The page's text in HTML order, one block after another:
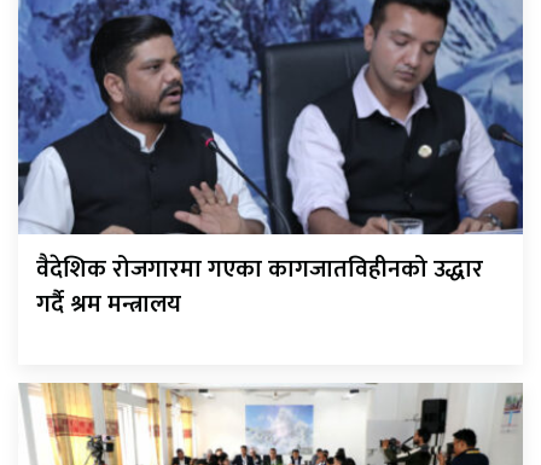
वैदेशिक रोजगारमा गएका कागजातविहीनको उद्धार
गर्दै श्रम मन्त्रालय